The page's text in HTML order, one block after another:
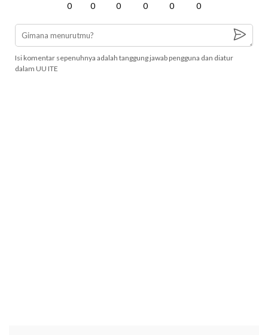
0 0 0 0 0 0
Isi komentar sepenuhnya adalah tanggung jawab pengguna dan diatur
dalam UU ITE